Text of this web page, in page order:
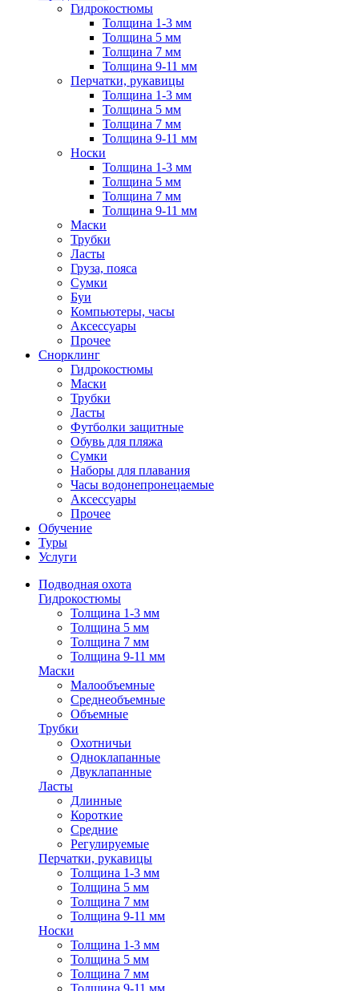
Гидрокостюмы
Толщина 1-3 мм
Толщина 5 мм
Толщина 7 мм
Толщина 9-11 мм
Перчатки, рукавицы
Толщина 1-3 мм
Толщина 5 мм
Толщина 7 мм
Толщина 9-11 мм
Носки
Толщина 1-3 мм
Толщина 5 мм
Толщина 7 мм
Толщина 9-11 мм
Маски
Трубки
Ласты
Груза, пояса
Сумки
Буи
Компьютеры, часы
Аксессуары
Прочее
Снорклинг
Гидрокостюмы
Маски
Трубки
Ласты
Футболки защитные
Обувь для пляжа
Сумки
Наборы для плавания
Часы водонепронецаемые
Аксессуары
Прочее
Обучение
Туры
Услуги
Подводная охота
Гидрокостюмы
Толщина 1-3 мм
Толщина 5 мм
Толщина 7 мм
Толщина 9-11 мм
Маски
Малообъемные
Среднеобъемные
Объемные
Трубки
Охотничьи
Одноклапанные
Двуклапанные
Ласты
Длинные
Короткие
Средние
Регулируемые
Перчатки, рукавицы
Толщина 1-3 мм
Толщина 5 мм
Толщина 7 мм
Толщина 9-11 мм
Носки
Толщина 1-3 мм
Толщина 5 мм
Толщина 7 мм
Толщина 9-11 мм